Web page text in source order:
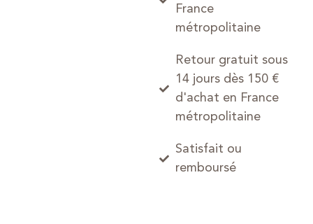
France
métropolitaine
Retour gratuit sous
14 jours dès 150 €
d'achat en France
métropolitaine
Satisfait ou
remboursé